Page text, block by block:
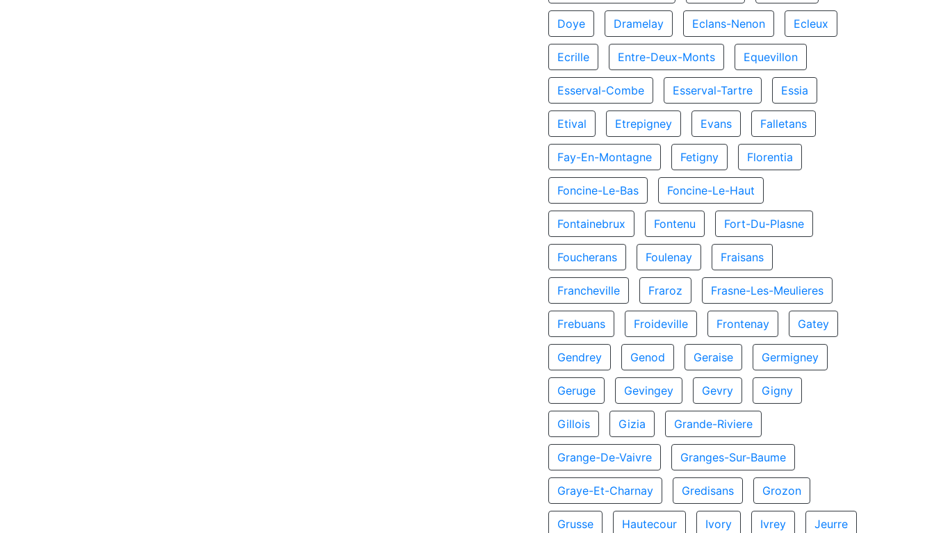
Doye Dramelay Eclans-Nenon Ecleux
Ecrille Entre-Deux-Monts Equevillon
Esserval-Combe Esserval-Tartre Essia
Etival Etrepigney Evans Falletans
Fay-En-Montagne Fetigny Florentia
Foncine-Le-Bas Foncine-Le-Haut
Fontainebrux Fontenu Fort-Du-Plasne
Foucherans Foulenay Fraisans
Francheville Fraroz Frasne-Les-Meulieres
Frebuans Froideville Frontenay Gatey
Gendrey Genod Geraise Germigney
Geruge Gevingey Gevry Gigny
Gillois Gizia Grande-Riviere
Grange-De-Vaivre Granges-Sur-Baume
Graye-Et-Charnay Gredisans Grozon
Grusse Hautecour Ivory Ivrey Jeurre